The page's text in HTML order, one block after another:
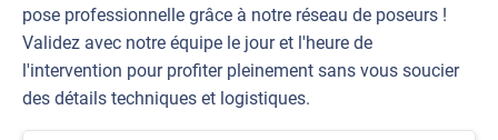
pose professionnelle grâce à notre réseau de poseurs !
Validez avec notre équipe le jour et l'heure de
l'intervention pour profiter pleinement sans vous soucier
des détails techniques et logistiques.